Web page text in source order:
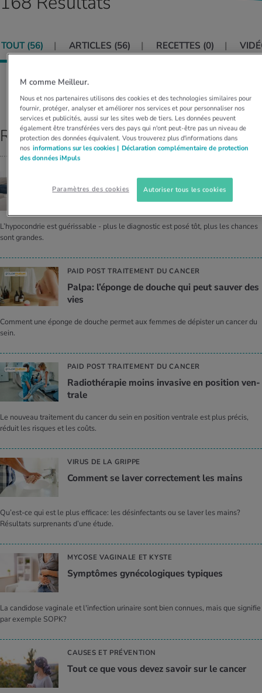
ACTUELS DANS LE DOMAINE ALIMENTATION
Calculateur d’IMC
ACTUELS DANS LE DOMAINE MOUVEMENT
Calculer la consommation de calories
Course & Jogging
de relaxation
ACTUELS DANS LE DOMAINE RELAXATION
Travail et santé
Détente active
spécialisée
des femmes
ACTUELS DANS LE DOMAINE MÉDECINE
Réduire la tension artérielle
ACTUELS DANS LE DOMAINE SERVICE
TOUT (56) ARTICLES (56) RECETTES (0)
Résultats principaux
MALADE IMAGINAIRE
Suis-je hypo­con­driaque?
L’hypocondrie est guérissable - plus le diagnostic est posé tôt, plus les chances
sont grandes.
PAID POST TRAITEMENT DU CANCER
Palpa: l’éponge de douche qui peut sau­ver des
vies
Comment une éponge de douche permet aux femmes de dépister un cancer du
sein.
PAID POST TRAITEMENT DU CANCER
Radio­thé­ra­pie moins inva­sive en posi­tion ven­
trale
Le nouveau traitement du cancer du sein en position ventrale est plus précis,
réduit les risques et les coûts.
VIRUS DE LA GRIPPE
Com­ment se laver cor­rec­te­ment les mains
Qu’est-ce qui est le plus efficace: les désinfectants ou se laver les mains?
Résultats surprenants d’une étude.
MYCOSE VAGINALE ET KYSTE
Symp­tômes gyné­co­lo­giques typiques
La candidose vaginale et l'infection urinaire sont bien connues, mais que signifie
par exemple SOPK?
CAUSES ET PRÉVENTION
Tout ce que vous devez savoir sur le can­cer
M comme Meilleur.
Nous et nos partenaires utilisons des cookies et des technologies similaires pour
fournir, protéger, analyser et améliorer nos services et pour personnaliser nos
services et publicités, aussi sur les sites web de tiers. Les données peuvent
également être transférées vers des pays qui n'ont peut-être pas un niveau de
protection des données équivalent. Vous trouverez plus d'informations dans
nos informations sur les cookies | Déclaration complémentaire de protection
des données iMpuls
Paramètres des cookies Autoriser tous les cookies